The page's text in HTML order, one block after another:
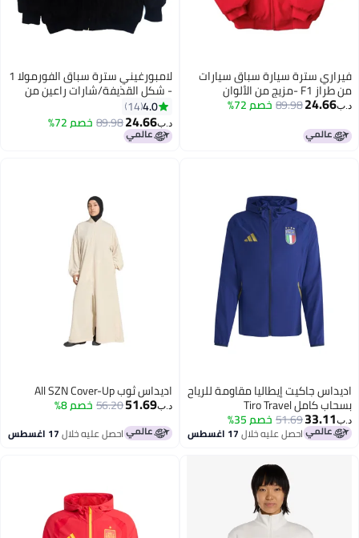
فيراري سترة سيارة سباق سيارات
من طراز F1 -مزيج من الألوان
والأحمر والأحمر، والتطريز، وتصميم
للسباق في الشوارع للرجال والنساء
د.ب‏24.66
89.98 خصم 72%
لامبورغيني سترة سباق الفورمولا 1
- شكل القذيفة/شارات راعين من
شركة يونيفرسال باسينج سيرفيسز
(UPS)، تصميم بلوك ألوان، شعار
بخياطة، تصميم بفتحة زيبال كاملة،
سترة للرجال والنساء للاستخدام في
4.0
14
د.ب‏24.66
89.98 خصم 72%
اديداس جاكيت إيطاليا مقاومة للرياح
بسحاب كامل Tiro Travel
د.ب‏33.11
51.69 خصم 35%
احصل عليه خلال17 اغسطس
اديداس ثوب All SZN Cover-Up
د.ب‏51.69
56.20 خصم 8%
احصل عليه خلال17 اغسطس